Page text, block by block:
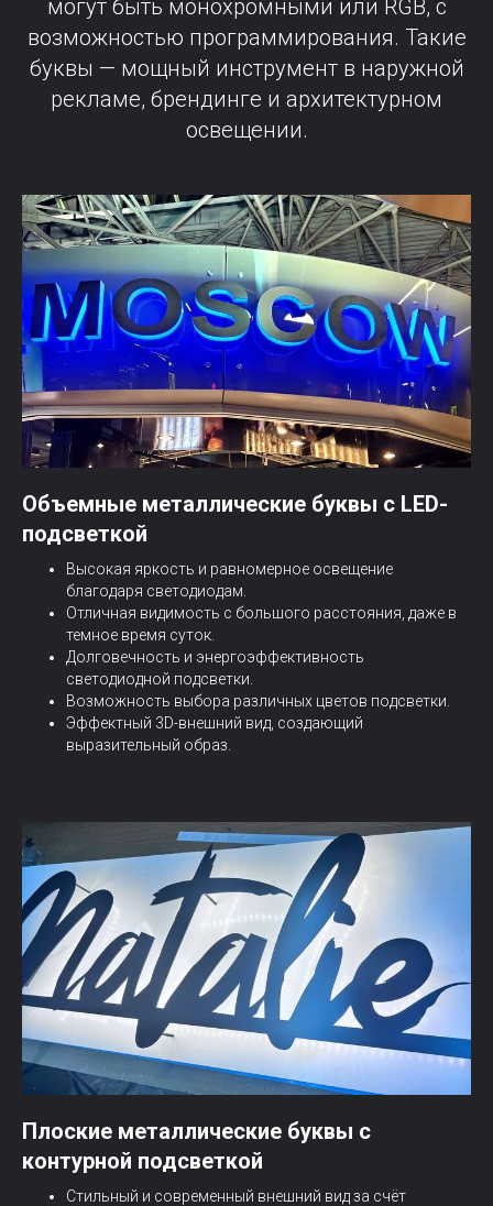
могут быть монохромными или RGB, с
возможностью программирования. Такие
буквы — мощный инструмент в наружной
рекламе, брендинге и архитектурном
освещении.
Объемные металлические буквы с LED-
подсветкой
Высокая яркость и равномерное освещение
благодаря светодиодам.
Отличная видимость с большого расстояния, даже в
темное время суток.
Долговечность и энергоэффективность
светодиодной подсветки.
Возможность выбора различных цветов подсветки.
Эффектный 3D-внешний вид, создающий
выразительный образ.
Плоские металлические буквы с
контурной подсветкой
Стильный и современный внешний вид за счёт